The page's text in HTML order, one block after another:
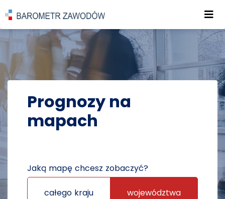
POWRÓT DO STRONY GŁÓWNEJ
PROGNOZY PROGNOZY NA MAPACH
Prognozy na
mapach
Jaką mapę chcesz zobaczyć?
całego kraju województwa